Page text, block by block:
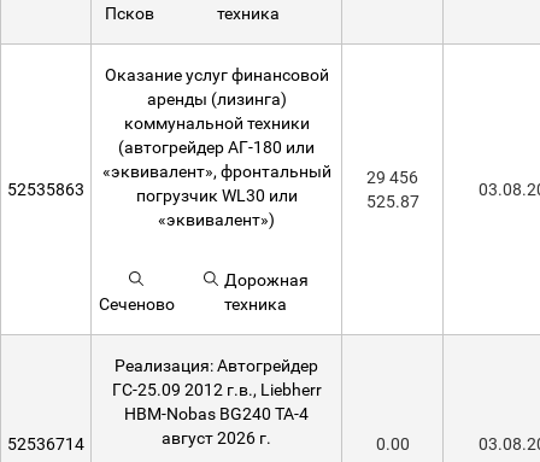
Псков
техника
52535863
Оказание услуг финансовой
аренды (лизинга)
коммунальной техники
(автогрейдер АГ-180 или
«эквивалент», фронтальный
погрузчик WL30 или
«эквивалент»)
Сеченово
Дорожная
техника
29 456
525.87
52536714
Реализация: Автогрейдер
ГС-25.09 2012 г.в., Liebherr
НВМ-Nobas BG240 ТА-4
август 2026 г.
0.00